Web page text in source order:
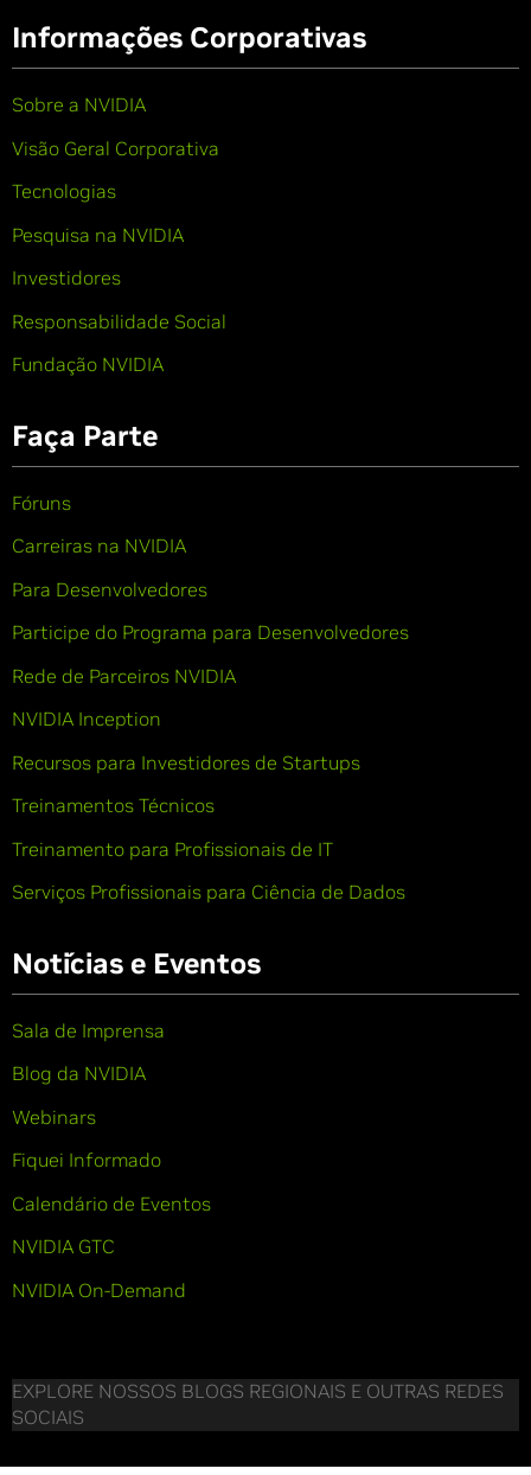
Informações Corporativas
Sobre a NVIDIA
Visão Geral Corporativa
Tecnologias
Pesquisa na NVIDIA
Investidores
Responsabilidade Social
Fundação NVIDIA
Faça Parte
Fóruns
Carreiras na NVIDIA
Para Desenvolvedores
Participe do Programa para Desenvolvedores
Rede de Parceiros NVIDIA
NVIDIA Inception
Recursos para Investidores de Startups
Treinamentos Técnicos
Treinamento para Profissionais de IT
Serviços Profissionais para Ciência de Dados
Notícias e Eventos
Sala de Imprensa
Blog da NVIDIA
Webinars
Fiquei Informado
Calendário de Eventos
NVIDIA GTC
NVIDIA On-Demand
EXPLORE NOSSOS BLOGS REGIONAIS E OUTRAS REDES
SOCIAIS